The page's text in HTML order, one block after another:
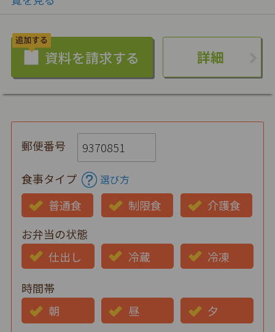
詳細
郵便番号
食事タイプ 選び方
普通食 制限食
介護食
お弁当の状態
仕出し
冷蔵
冷凍
時間帯
朝
昼
夕